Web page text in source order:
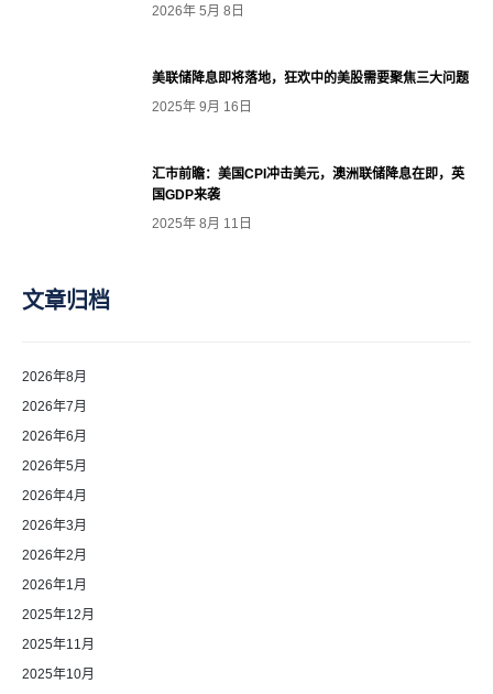
2026年 5月 8日
美联储降息即将落地，狂欢中的美股需要聚焦三大问题
2025年 9月 16日
汇市前瞻：美国CPI冲击美元，澳洲联储降息在即，英
国GDP来袭
2025年 8月 11日
文章归档
2026年8月
2026年7月
2026年6月
2026年5月
2026年4月
2026年3月
2026年2月
2026年1月
2025年12月
2025年11月
2025年10月